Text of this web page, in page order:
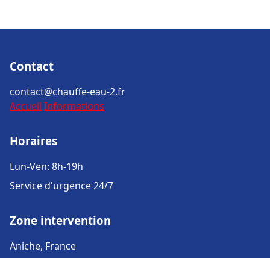
Contact
contact@chauffe-eau-2.fr
Accueil Informations
Horaires
Lun-Ven: 8h-19h
Service d'urgence 24/7
Zone intervention
Aniche, France